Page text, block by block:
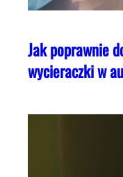
Jak poprawnie
wycieraczki w